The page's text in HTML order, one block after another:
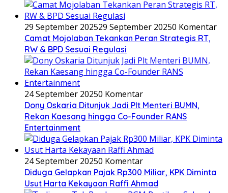
29 September 202529 September 20250 Komentar
Camat Mojolaban Tekankan Peran Strategis RT,
RW & BPD Sesuai Regulasi
24 September 20250 Komentar
Dony Oskaria Ditunjuk Jadi Plt Menteri BUMN,
Rekan Kaesang hingga Co-Founder RANS
Entertainment
24 September 20250 Komentar
Diduga Gelapkan Pajak Rp300 Miliar, KPK Diminta
Usut Harta Kekayaan Raffi Ahmad